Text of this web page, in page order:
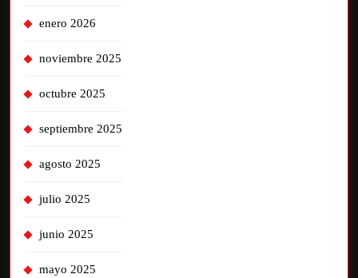
enero 2026
noviembre 2025
octubre 2025
septiembre 2025
agosto 2025
julio 2025
junio 2025
mayo 2025